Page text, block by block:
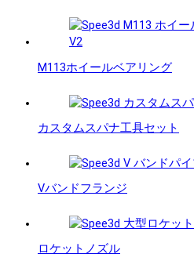
M113ホイールベアリング
カスタムスパナ工具セット
Vバンドフランジ
ロケットノズル